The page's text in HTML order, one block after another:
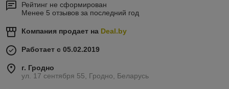
Рейтинг не сформирован
Менее 5 отзывов за последний год
Компания продает на Deal.by
Работает с 05.02.2019
г. Гродно
ул. 17 сентября 55, Гродно, Беларусь